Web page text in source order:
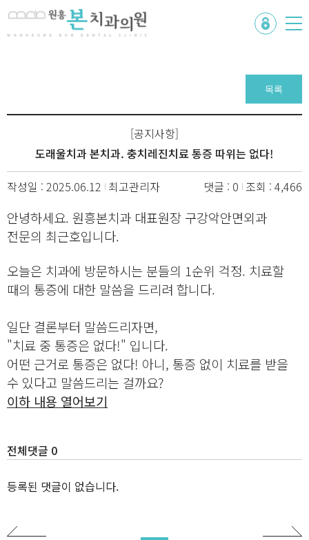
목록
[공지사항]
도래울치과 본치과. 충치레진치료 통증 따위는 없다!
작성일 : 2025.06.12 최고관리자 댓글 : 0 조회 : 4,466
안녕하세요. 원흥본치과 대표원장 구강악안면외과
전문의 최근호입니다.
오늘은 치과에 방문하시는 분들의 1순위 걱정. 치료할
때의 통증에 대한 말씀을 드리려 합니다.
일단 결론부터 말씀드리자면,
"치료 중 통증은 없다!" 입니다.
어떤 근거로 통증은 없다! 아니, 통증 없이 치료를 받을
수 있다고 말씀드리는 걸까요?
이하 내용 열어보기
전체댓글 0
등록된 댓글이 없습니다.